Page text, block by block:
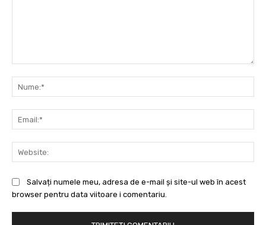
Salvați numele meu, adresa de e-mail și site-ul web în acest
browser pentru data viitoare i comentariu.